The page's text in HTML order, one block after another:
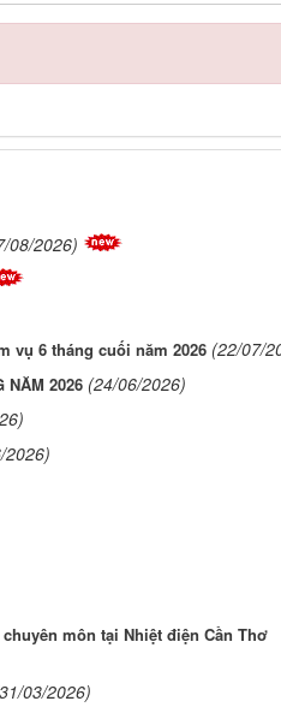
08/2026)
vụ 6 tháng cuối năm 2026 (22/07/
NĂM 2026 (24/06/2026)
2026)
môn tại Nhiệt điện Cần Thơ
03/2026)